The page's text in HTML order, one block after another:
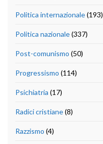
Politica internazionale(193)
Politica nazionale(337)
Post-comunismo (50)
Progressismo (114)
Psichiatria (17)
Radici cristiane(8)
Razzismo (4)